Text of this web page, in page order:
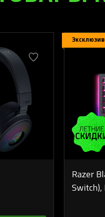
Razer
Switch),